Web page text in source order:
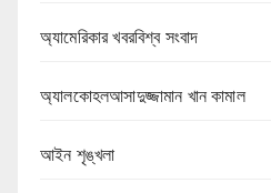
অ্যামেরিকার খবরবিশ্ব সংবাদ
অ্যালকোহলআসাদুজ্জামান খান কামাল
আইন শৃঙ্খলা